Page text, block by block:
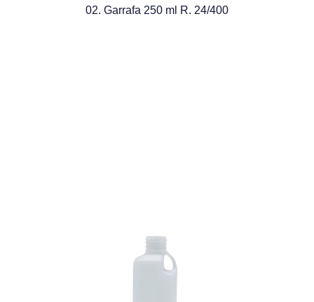
02. Garrafa 250 ml R. 24/400